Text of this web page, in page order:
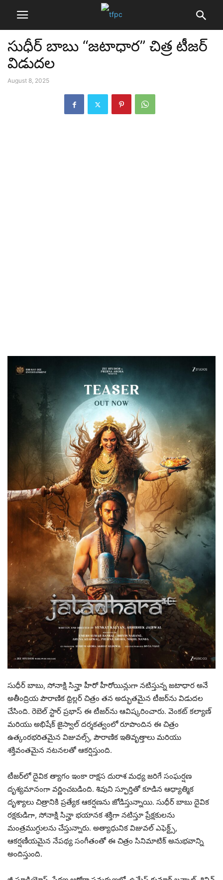
సుధీర్ బాబు “జటాధార” చిత్ర టీజర్
విడుదల
August 8, 2025
సుధీర్ బాబు, సోనాక్షి సిన్హా హీరో హీరోయిన్లుగా నటిస్తున్న జటాధార అనే
అతీంద్రియ పౌరాణిక థ్రిల్లర్ చిత్రం తన అద్భుతమైన టీజర్‌ను విడుదల
చేసింది. రెబెల్ స్టార్ ప్రభాస్ ఈ టీజర్‌ను ఆవిష్కరించారు. వెంకట్ కల్యాణ్
మరియు అభిషేక్ జైస్వాల్ దర్శకత్వంలో రూపొందిన ఈ చిత్రం
ఉత్కంఠభరితమైన విజువల్స్, పౌరాణిక ఇతివృత్తాలు మరియు
శక్తివంతమైన నటనలతో ఆకర్షిస్తుంది.
టీజర్‌లో దైవిక త్యాగం ఇంకా రాక్షస దురాశ మధ్య జరిగే సంఘర్షణ
దృశ్యమానంగా వర్ణించబడింది. శివుని స్ఫూర్తితో కూడిన ఆధ్యాత్మిక
దృశ్యాలు చిత్రానికి ప్రత్యేక ఆకర్షణను జోడిస్తున్నాయి. సుధీర్ బాబు దైవిక
రక్షకుడిగా, సోనాక్షి సిన్హా భయానక శక్తిగా నటిస్తూ ప్రేక్షకులను
మంత్రముగ్ధులను చేస్తున్నారు. అత్యాధునిక విజువల్ ఎఫెక్ట్స్,
ఆకర్షణీయమైన నేపథ్య సంగీతంతో ఈ చిత్రం సినిమాటిక్ అనుభవాన్ని
అందిస్తుంది.